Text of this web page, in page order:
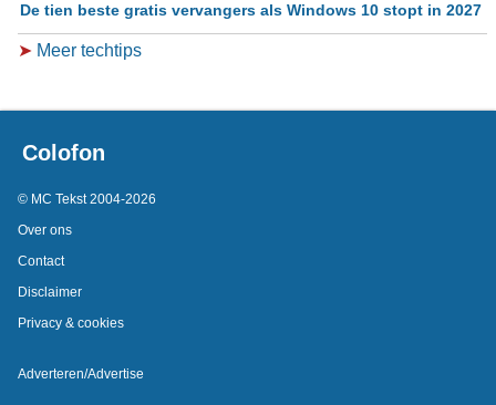
De tien beste gratis vervangers als Windows 10 stopt in 2027
➤ Meer techtips
Colofon
© MC Tekst 2004-2026
Over ons
Contact
Disclaimer
Privacy & cookies
Adverteren/Advertise